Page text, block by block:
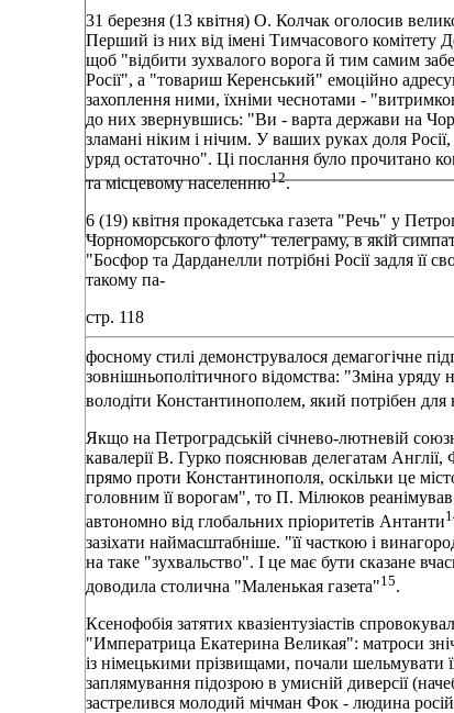
31 березня (13 квітня) О. Колчак оголосив
Перший із них від імені Тимчасового
щоб "відбити зухвалого ворога й тим самим
Росії", а "товариш Керенський" емоційно
захоплення ними, їхніми чеснотами -
до них звернувшись: "Ви - варта держави на
зламані ніким і нічим. У ваших руках доля
уряд остаточно". Ці послання було прочитано
та місцевому населенню12.
6 (19) квітня прокадетська газета "Речь" у
Чорноморського флоту" телеграму, в якій
"Босфор та Дарданелли потрібні Росії задля її
такому па-
стр. 118
фосному стилі демонструвалося демагогічне
зовнішньополітичного відомства: "Зміна
володіти Константинополем, який потрібен для
Якщо на Петроградській січнево-лютневій
кавалерії В. Гурко пояснював делегатам Англії,
прямо проти Константинополя, оскільки це
головним її ворогам", то П. Мілюков
автономно від глобальних пріоритетів Антанти
зазіхати наймасштабніше. "її часткою і
на таке "зухвальство". І це має бути сказане
доводила столична "Маленькая газета"15.
Ксенофобія затятих квазіентузіастів
"Императрица Екатерина Великая": матроси
із німецькими прізвищами, почали шельмувати
заплямування підозрою в умисній диверсії
застрелився молодий мічман Фок - людина